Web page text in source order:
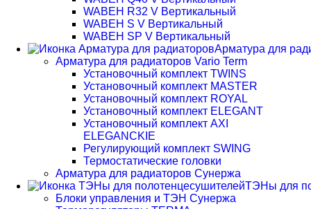
WABEH R32 V Вертикальный
WABEH S V Вертикальный
WABEH SP V Вертикальный
Арматура для
Арматура для радиаторов Vario Term
Установочный комплект TWINS
Установочный комплект MASTER
Установочный комплект ROYAL
Установочный комплект ELEGANT
Установочный комплект AXI
ELEGANCKIE
Регулирующий комплект SWING
Термостатические головки
Арматура для радиаторов Сунержа
ТЭНы для
Блоки управления и ТЭН Сунержа